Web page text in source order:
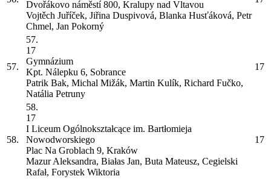
Dvořákovo náměstí 800, Kralupy nad Vltavou
Vojtěch Juříček, Jiřina Duspivová, Blanka Husťáková, Petr
Chmel, Jan Pokorný
57.
57.
17
Gymnázium
Kpt. Nálepku 6, Sobrance
Patrik Bak, Michal Mižák, Martin Kulík, Richard Fučko,
Natália Petruny
17
58.
58.
17
I Liceum Ogólnokształcące im. Bartłomieja
Nowodworskiego
Plac Na Groblach 9, Kraków
Mazur Aleksandra, Białas Jan, Buta Mateusz, Cegielski
Rafał, Forystek Wiktoria
17